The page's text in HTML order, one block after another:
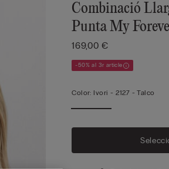
Combinació
Punta My
169,00 €
-50% al 3r article
Color: Ivori -2127 - Talco